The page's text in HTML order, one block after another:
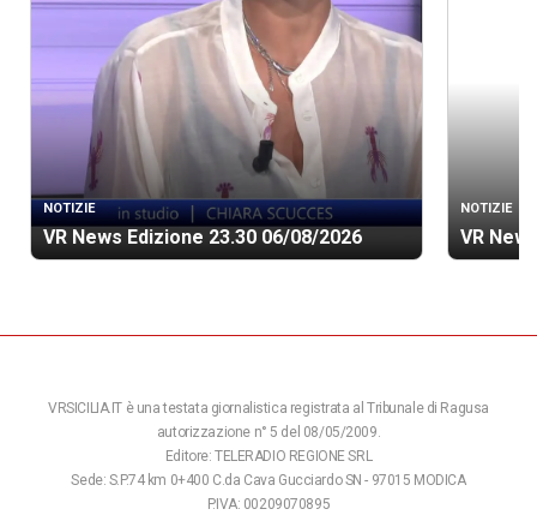
NOTIZIE
VR News Edizione 23.30 06/08/2026
NOTIZIE
VR
VRSICILIA.IT è una testata giornalistica registrata al Tribunale di Ragusa
autorizzazione n° 5 del 08/05/2009.
Editore: TELERADIO REGIONE SRL
Sede: S.P.74 km 0+400 C.da Cava Gucciardo SN - 97015 MODICA
P.IVA: 00209070895